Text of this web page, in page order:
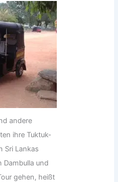
andere
ihre Tuktuk-
Sri Lankas
Dambulla und
gehen, heißt